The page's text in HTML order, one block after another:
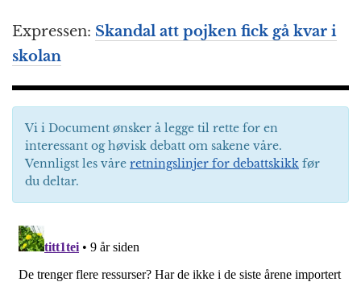
Expressen: Skandal att pojken fick gå kvar i
skolan
Vi i Document ønsker å legge til rette for en
interessant og høvisk debatt om sakene våre.
Vennligst les våre retningslinjer for debattskikk før
du deltar.